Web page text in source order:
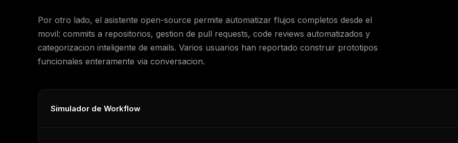
Por otro lado, el asistente open-source permite automatizar flujos completos desde el
movil: commits a repositorios, gestion de pull requests, code reviews automatizados y
categorizacion inteligente de emails. Varios usuarios han reportado construir prototipos
funcionales enteramente via conversacion.
Simulador de Workflow